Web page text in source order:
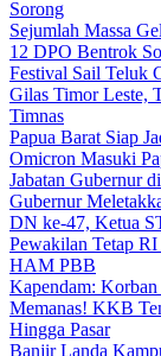
Sorong
Sejumlah Massa
12 DPO Bentrok
Festival Sail Teluk
Gilas Timor Leste,
Timnas
Papua Barat Siap
Omicron Masuki
Jabatan Gubernur
Gubernur
DN ke-47, Ketua
Pewakilan Tetap
HAM PBB
Kapendam:
Memanas! KKB
Hingga Pasar
Banjir Landa